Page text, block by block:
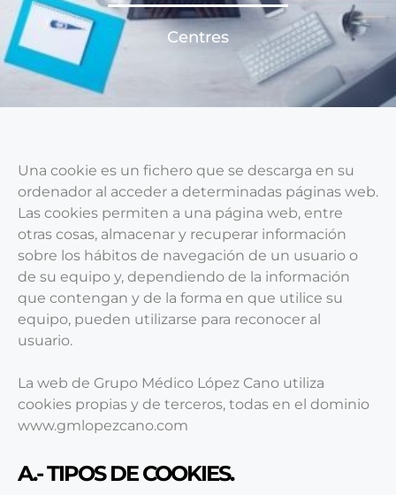
Centres
Una cookie es un fichero que se descarga en su
ordenador al acceder a determinadas páginas web.
Las cookies permiten a una página web, entre
otras cosas, almacenar y recuperar información
sobre los hábitos de navegación de un usuario o
de su equipo y, dependiendo de la información
que contengan y de la forma en que utilice su
equipo, pueden utilizarse para reconocer al
usuario.
La web de Grupo Médico López Cano utiliza
cookies propias y de terceros, todas en el dominio
www.gmlopezcano.com
A.- TIPOS DE COOKIES.